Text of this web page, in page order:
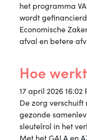
het programma
wordt
Economische
afval en betere
Hoe
17 april 2026 16:02
De zorg
gezonde
sleutelrol in het
Met het GALA en